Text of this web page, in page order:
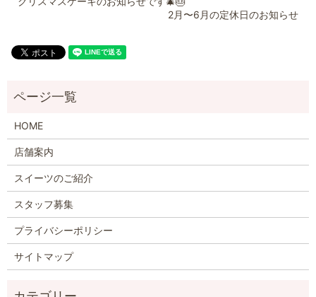
2月〜6月の定休日のお知らせ
HOME
店舗案内
スイーツのご紹介
スタッフ募集
プライバシーポリシー
サイトマップ